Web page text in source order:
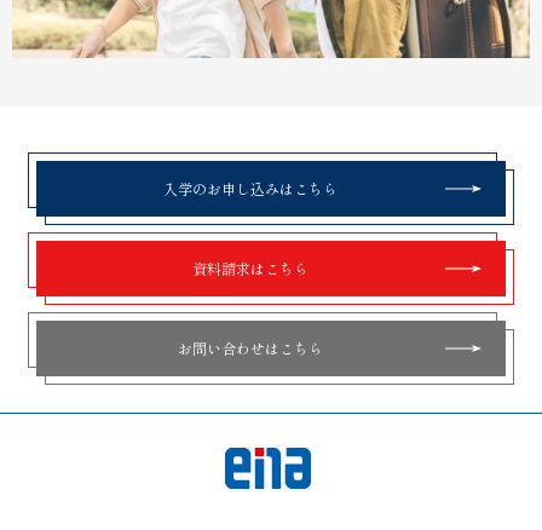
入学のお申し込みはこちら
資料請求はこちら
お問い合わせはこちら